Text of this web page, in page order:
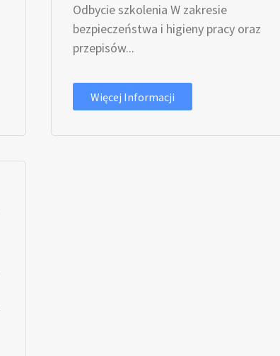
Odbycie szkolenia W zakresie
bezpieczeństwa i higieny pracy oraz
przepisów...
Więcej Informacji